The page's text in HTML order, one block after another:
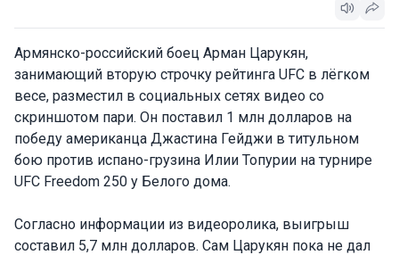
Армянско-российский боец Арман Царукян,
занимающий вторую строчку рейтинга UFC в лёгком
весе, разместил в социальных сетях видео со
скриншотом пари. Он поставил 1 млн долларов на
победу американца Джастина Гейджи в титульном
бою против испано-грузина Илии Топурии на турнире
UFC Freedom 250 у Белого дома.
Согласно информации из видеоролика, выигрыш
составил 5,7 млн долларов. Сам Царукян пока не дал